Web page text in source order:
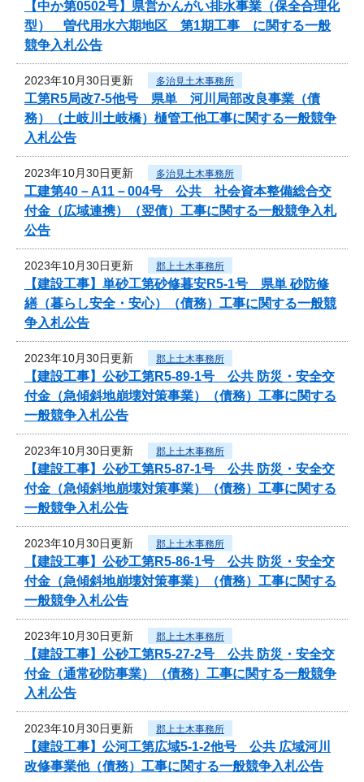
【中か第0502号】県営かんがい排水事業（保全合理化
型） 曽代用水六期地区 第1期工事 に関する一般
競争入札公告
2023年10月30日更新 多治見土木事務所
工第R5局改7-5他号 県単 河川局部改良事業（債
務）（土岐川土岐橋）樋管工他工事に関する一般競争
入札公告
2023年10月30日更新 多治見土木事務所
工建第40－A11－004号 公共 社会資本整備総合交
付金（広域連携）（翌債）工事に関する一般競争入札
公告
2023年10月30日更新 郡上土木事務所
【建設工事】単砂工第砂修暮安R5-1号 県単 砂防修
繕（暮らし安全・安心）（債務）工事に関する一般競
争入札公告
2023年10月30日更新 郡上土木事務所
【建設工事】公砂工第R5-89-1号 公共 防災・安全交
付金（急傾斜地崩壊対策事業）（債務）工事に関する
一般競争入札公告
2023年10月30日更新 郡上土木事務所
【建設工事】公砂工第R5-87-1号 公共 防災・安全交
付金（急傾斜地崩壊対策事業）（債務）工事に関する
一般競争入札公告
2023年10月30日更新 郡上土木事務所
【建設工事】公砂工第R5-86-1号 公共 防災・安全交
付金（急傾斜地崩壊対策事業）（債務）工事に関する
一般競争入札公告
2023年10月30日更新 郡上土木事務所
【建設工事】公砂工第R5-27-2号 公共 防災・安全交
付金（通常砂防事業）（債務）工事に関する一般競争
入札公告
2023年10月30日更新 郡上土木事務所
【建設工事】公河工第広域5-1-2他号 公共 広域河川
改修事業他（債務）工事に関する一般競争入札公告